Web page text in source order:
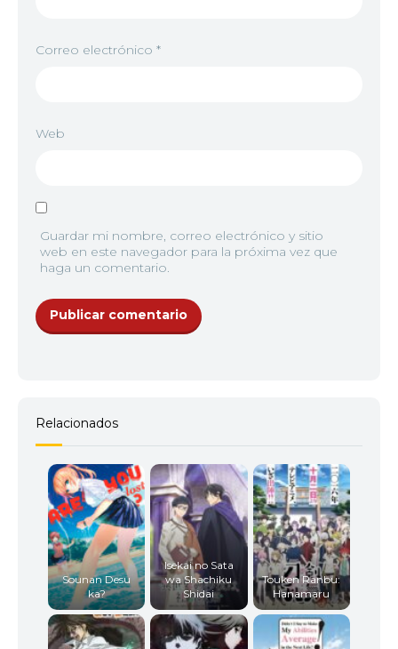
Correo electrónico *
Web
Guardar mi nombre, correo electrónico y sitio
web en este navegador para la próxima vez que
haga un comentario.
Relacionados
Sounan Desu
ka?
Isekai no Sata
wa Shachiku
Shidai
Touken Ranbu:
Hanamaru